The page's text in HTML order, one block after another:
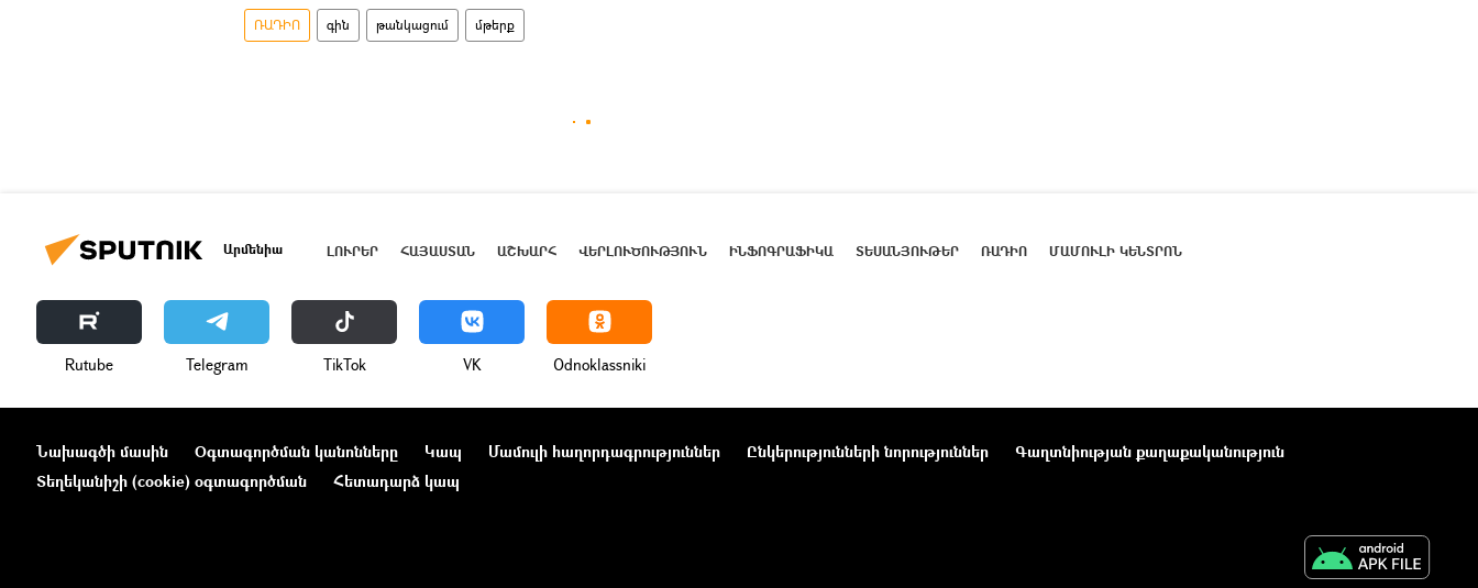
ՌԱԴԻՈ գին թանկացում մթերք
Արմենիա ԼՈՒՐԵՐ ՀԱՅԱՍՏԱՆ ԱՇԽԱՐՀ ՎԵՐԼՈՒԾՈՒԹՅՈՒՆ ԻՆՖՈԳՐԱՖԻԿԱ ՏԵՍԱՆՅՈՒԹԵՐ ՌԱԴԻՈ ՄԱՄՈՒԼԻ ԿԵՆՏՐՈՆ
Rutube Telegram ТikТоk VK Odnoklassniki
Նախագծի մասին Օգտագործման կանոնները Կապ Մամուլի հաղորդագրություններ Ընկերությունների նորություններ
Գաղտնիության քաղաքականություն
Տեղեկանիշի (cookie) օգտագործման
Հետադարձ կապ